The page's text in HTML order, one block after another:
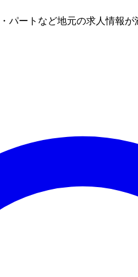
パートなど地元の求人情報が